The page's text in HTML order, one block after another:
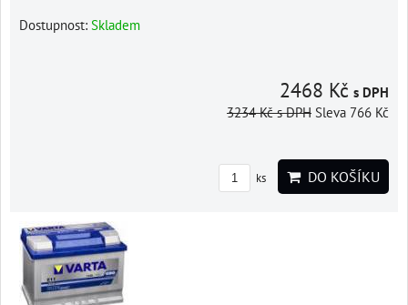
Dostupnost: Skladem
2468 Kč s DPH
3234 Kčs DPH Sleva 766 Kč
ks DO KOŠÍKU